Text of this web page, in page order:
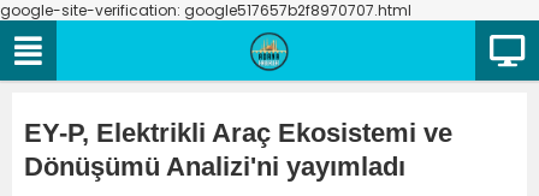
google-site-verification: google517657b2f8970707.html
EY-P, Elektrikli Araç Ekosistemi ve
Dönüşümü Analizi'ni yayımladı